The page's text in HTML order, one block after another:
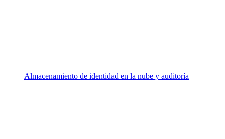
Almacenamiento de identidad en la nube y auditoría